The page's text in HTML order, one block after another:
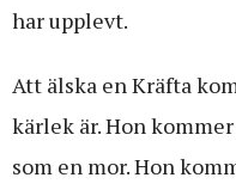
har upplevt.
Att älska en Kräfta
kärlek är. Hon
som en mor. Hon